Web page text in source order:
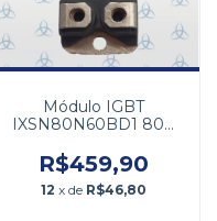
Módulo IGBT
IXSN80N60BD1 80A
R$459,90
12 x de R$46,80